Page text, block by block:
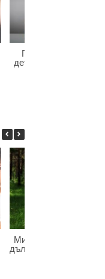
Главоболие в
детската възраст
Мигренон победи
дългогодишната ми